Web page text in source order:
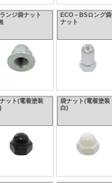
ンジ袋ナット
ECO－BSロング袋
ナット
ット(電着塗装
袋ナット(電着塗装
白)